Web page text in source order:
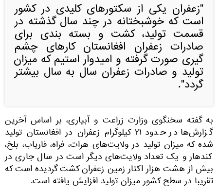
"زعفران یکی از سکتورهای کلیدی در کشور
است که خوشبختانه در چند سال گذشته در
قسمت تولید، کشت و بسته بندی برای
صادرات زعفران افغانستان کارهای چشم
گیری صورت گرفته و امیدوار استیم که میزان
تولید و صادرات زعفران سال به سال بیشتر
گردد".
به گفته سخنگوی وزارت زراعت و آبیاری، بر اساس آخرین
گزارش‌ها در حدود ۲۱ کیلوگرام زعفران در افغانستان تولید
شده که میزان تولید در ولایت‌های هرات، فراه، فاریاب، بلخ،
کندهار و یک تعداد ولایت‌های دیگر است در سال جاری در
بیش از هشت هزار اکتار زمین زعفران کشت گردیده است که
تقریبا در سطح کشور میزان تولید افزایش یافته است.